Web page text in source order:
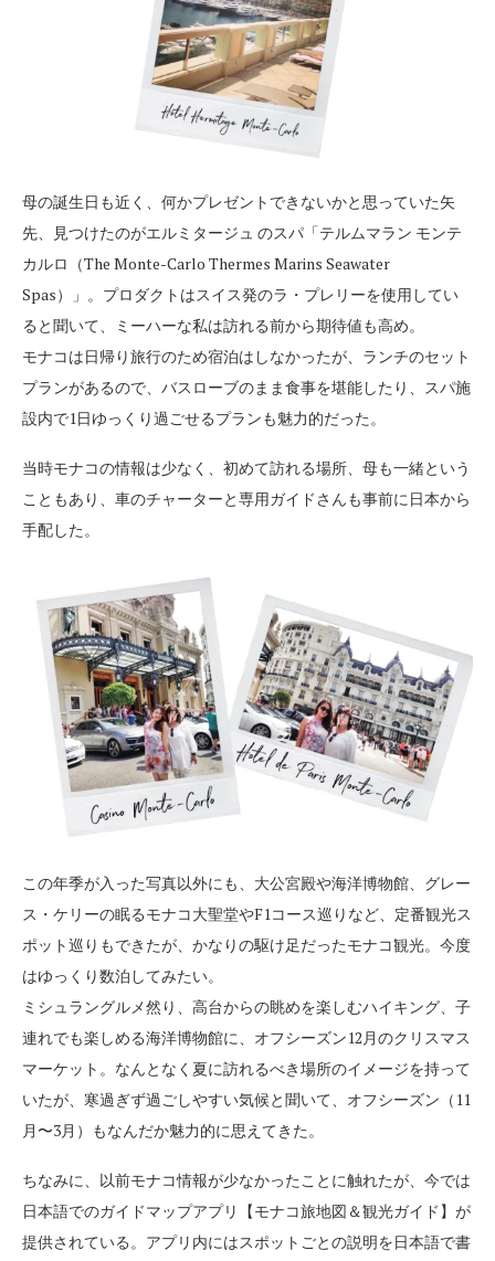
母の誕生日も近く、何かプレゼントできないかと思っていた矢
先、見つけたのがエルミタージュ のスパ「テルムマラン モンテ
カルロ（The Monte-Carlo Thermes Marins Seawater
Spas）」。プロダクトはスイス発のラ・プレリーを使用してい
ると聞いて、ミーハーな私は訪れる前から期待値も高め。
モナコは日帰り旅行のため宿泊はしなかったが、ランチのセット
プランがあるので、バスローブのまま食事を堪能したり、スパ施
設内で1日ゆっくり過ごせるプランも魅力的だった。
当時モナコの情報は少なく、初めて訪れる場所、母も一緒という
こともあり、車のチャーターと専用ガイドさんも事前に日本から
手配した。
この年季が入った写真以外にも、大公宮殿や海洋博物館、グレー
ス・ケリーの眠るモナコ大聖堂やF1コース巡りなど、定番観光ス
ポット巡りもできたが、かなりの駆け足だったモナコ観光。今度
はゆっくり数泊してみたい。
ミシュラングルメ然り、高台からの眺めを楽しむハイキング、子
連れでも楽しめる海洋博物館に、オフシーズン12月のクリスマス
マーケット。なんとなく夏に訪れるべき場所のイメージを持って
いたが、寒過ぎず過ごしやすい気候と聞いて、オフシーズン（11
月〜3月）もなんだか魅力的に思えてきた。
ちなみに、以前モナコ情報が少なかったことに触れたが、 今では
日本語でのガイドマップアプリ【モナコ旅地図＆観光ガイド】が
提供されている。 アプリ内にはスポットごとの説明を日本語で書